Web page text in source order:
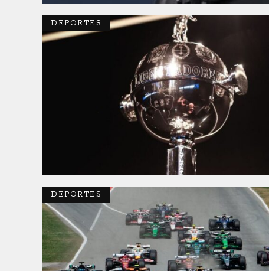
DEPORTES
DEPORTES